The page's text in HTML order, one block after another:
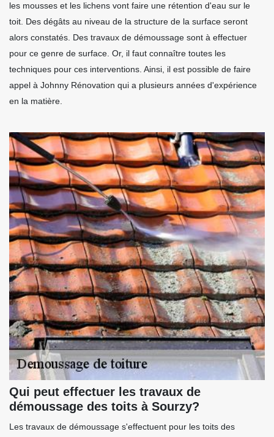
les mousses et les lichens vont faire une rétention d'eau sur le
toit. Des dégâts au niveau de la structure de la surface seront
alors constatés. Des travaux de démoussage sont à effectuer
pour ce genre de surface. Or, il faut connaître toutes les
techniques pour ces interventions. Ainsi, il est possible de faire
appel à Johnny Rénovation qui a plusieurs années d'expérience
en la matière.
Qui peut effectuer les travaux de
démoussage des toits à Sourzy?
Les travaux de démoussage s'effectuent pour les toits des